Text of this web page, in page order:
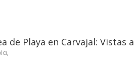
de Playa en Carvajal: Vistas